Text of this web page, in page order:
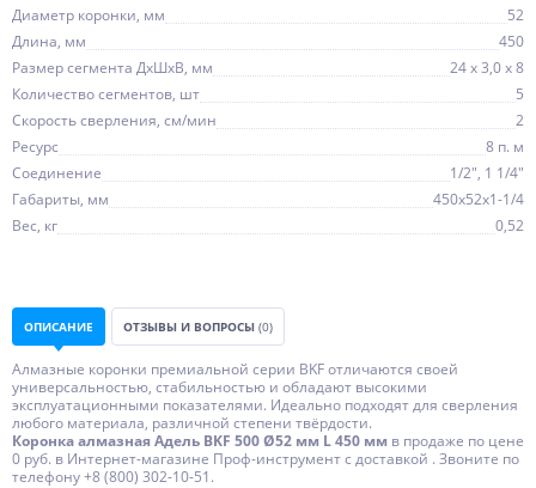
Диаметр коронки, мм
52
Длина, мм
450
Размер сегмента ДхШхВ, мм
24 х 3,0 х 8
Количество сегментов, шт
5
Скорость сверления, см/мин
2
Ресурс
8 п. м
Соединение
1/2", 1 1/4"
Габариты, мм
450х52х1-1/4
Вес, кг
0,52
ОПИСАНИЕ ОТЗЫВЫ И ВОПРОСЫ (0)
Алмазные коронки премиальной серии BKF отличаются своей
универсальностью, стабильностью и обладают высокими
эксплуатационными показателями. Идеально подходят для сверления
любого материала, различной степени твёрдости.
Коронка алмазная Адель BKF 500 Ø52 мм L 450 мм в продаже по цене
0 руб. в Интернет-магазине Проф-инструмент с доставкой . Звоните по
телефону +8 (800) 302-10-51.